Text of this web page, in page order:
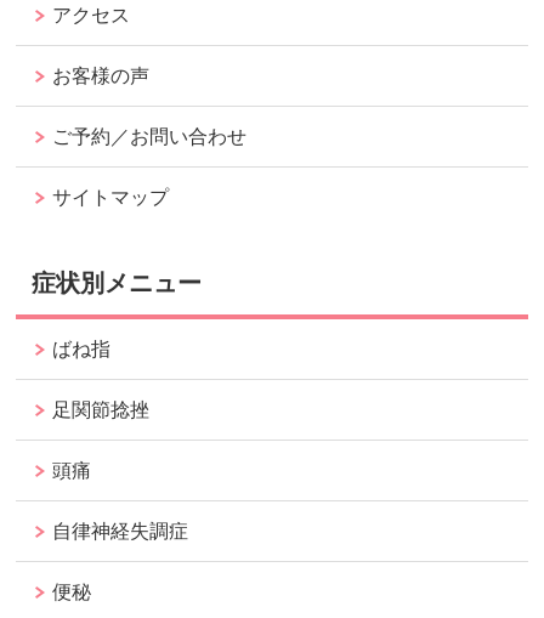
アクセス
お客様の声
ご予約／お問い合わせ
サイトマップ
症状別メニュー
ばね指
足関節捻挫
頭痛
自律神経失調症
便秘